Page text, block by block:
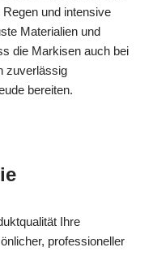
und intensive
Materialien und
die Markisen auch bei
zuverlässig
bereiten.
Ihre
professioneller